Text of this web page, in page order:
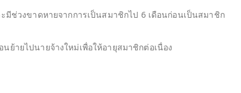
มีช่วงขาดหายจากการเป็นสมาชิกไป 6 เดือนก่อนเป็นสมาชิก
ย้ายไปนายจ้างใหม่เพื่อให้อายุสมาชิกต่อเนื่อง